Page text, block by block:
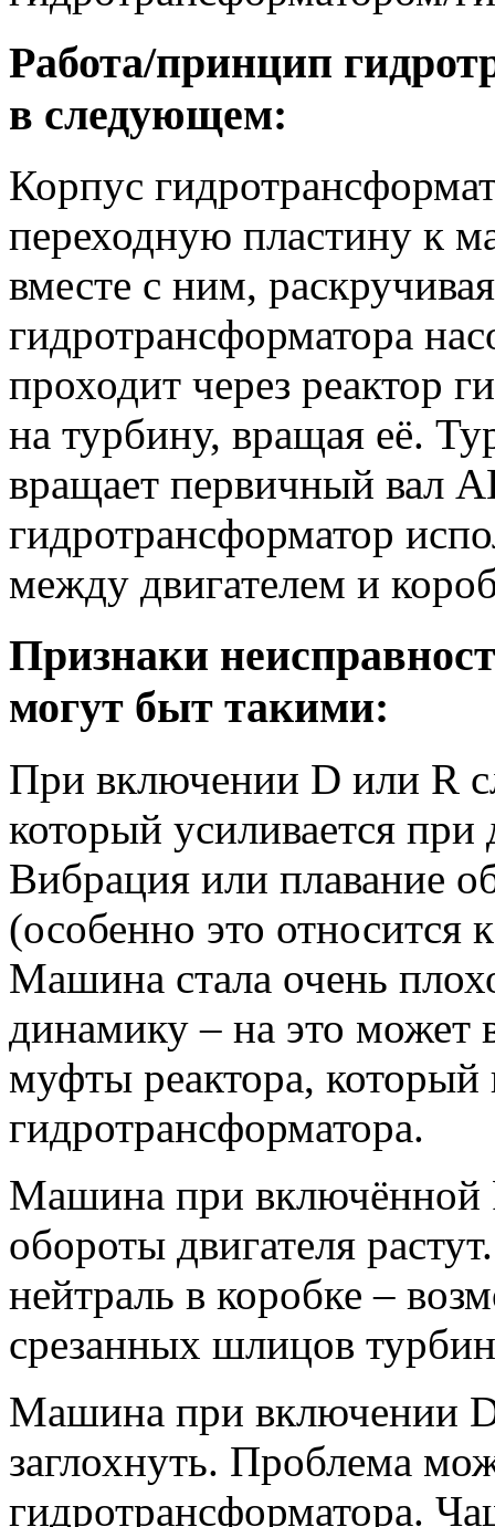
Работа/принцип
в следующем:
Корпус
переходную пластину к
вместе с ним,
гидротрансформатора
проходит через реактор
на турбину, вращая её.
вращает первичный вал
гидротрансформатор
между двигателем и
Признаки
могут быт такими:
При включении D или R
который усиливается при
Вибрация или плавание
(особенно это относится
Машина стала очень
динамику – на это может
муфты реактора, который
гидротрансформатора.
Машина при включённой
обороты двигателя
нейтраль в коробке –
срезанных шлицов
Машина при включении D
заглохнуть. Проблема
гидротрансформатора.